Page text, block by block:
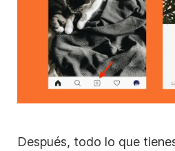
Después, todo lo que